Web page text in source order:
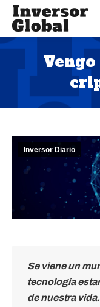
Inversor Diario
Se viene un
tecnología
de nuestra